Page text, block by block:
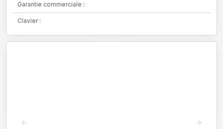
Garantie commerciale :
Clavier :